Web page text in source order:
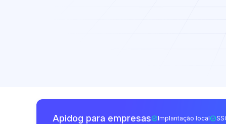
Apidog para empresas Implantação local